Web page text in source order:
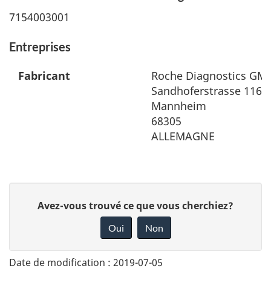
7154003001
Entreprises
Fabricant
Roche Diagnostics
Sandhoferstrasse 116
Mannheim
68305
ALLEMAGNE
n
Avez-vous trouvé ce que vous cherchiez?
Oui Non
Date de modification : 2019-07-05